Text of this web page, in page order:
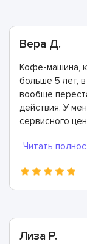
Вера Д.
Кофе-машина,
больше 5 лет,
вообще
действия. У
сервисного
Конечно же
Лиза Р.